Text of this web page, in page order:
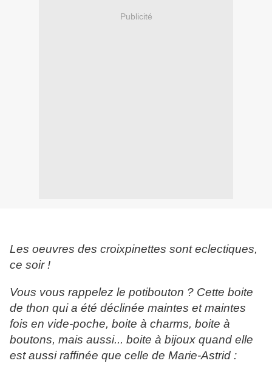
Publicité
Les oeuvres des croixpinettes sont eclectiques,
ce soir !
Vous vous rappelez le potibouton ? Cette boite
de thon qui a été déclinée maintes et maintes
fois en vide-poche, boite à charms, boite à
boutons, mais aussi... boite à bijoux quand elle
est aussi raffinée que celle de Marie-Astrid :